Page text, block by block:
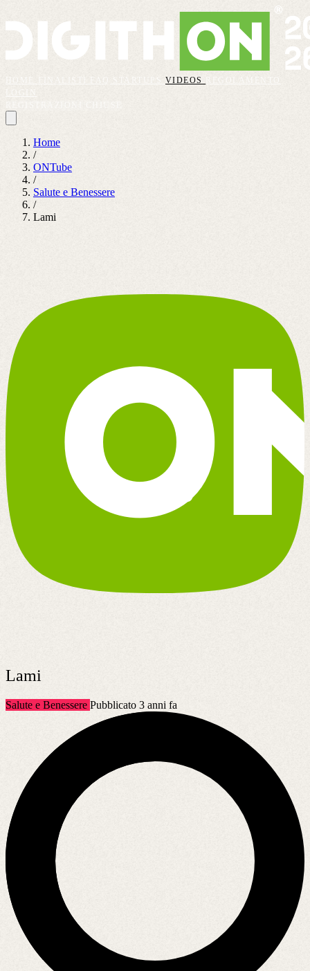
VIDEOS
REGOLAMENTO
Home
/
ONTube
/
Salute e Benessere
/
Lami
Lami
Salute e Benessere Pubblicato 3 anni fa